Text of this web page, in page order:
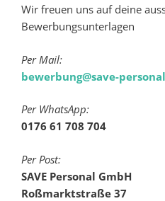
Wir freuen uns auf deine
Bewerbungsunterlagen
Per Mail:
bewerbung@save-
Per WhatsApp:
0176 61 708 704
Per Post:
SAVE Personal GmbH
Roßmarktstraße 37